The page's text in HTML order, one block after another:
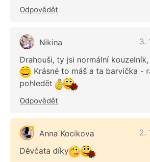
Odpovědět
Nikina
3.
Drahouši, ty jsi normální
Krásné to máš a ta barvička -
pohledět
Odpovědět
Anna Kocikova
2.
Děvčata díky